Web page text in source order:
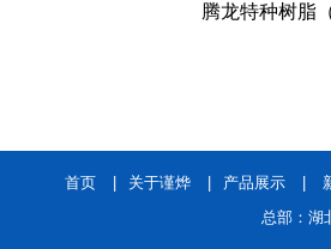
腾龙特种树脂
首页 关于谨烨 产品展示
总部：